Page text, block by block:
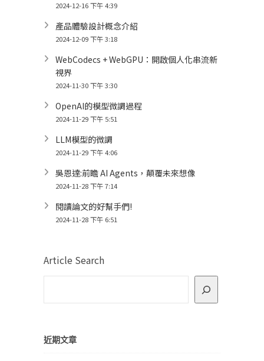
2024-12-16 下午 4:39
產品體驗設計概念介紹
2024-12-09 下午 3:18
WebCodecs + WebGPU：開啟個人化串流新
視界
2024-11-30 下午 3:30
OpenAI的模型微調過程
2024-11-29 下午 5:51
LLM模型的微調
2024-11-29 下午 4:06
吳恩達:前瞻 AI Agents，顛覆未來想像
2024-11-28 下午 7:14
閱讀論文的好幫手們!
2024-11-28 下午 6:51
Article Search
近期文章